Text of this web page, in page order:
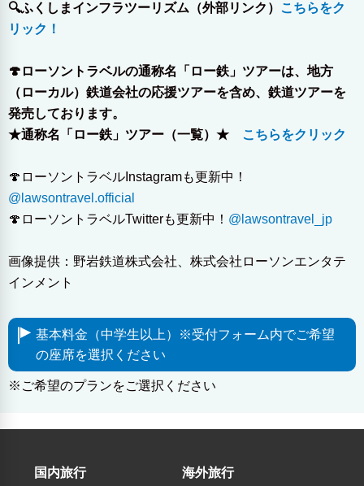
🔍ふくしまインフラツーリズム（外部リンク）
こちらをク
リック！
🍄ローソントラベルの通称名「ロー鉄」ツアーは、地方
（ローカル）鉄道会社の応援ツアーを含め、鉄道ツアーを
発売しております。
★通称名「ロー鉄」ツアー（一覧）★
こちらをクリック
🍄ローソントラベルInstagramも更新中！
@lawsontravel.official
🍄ローソントラベルTwitterも更新中！ @lawsontravel_jp
画像提供：野岩鉄道株式会社、株式会社ローソンエンタテ
インメント
基本料金（中学生以上）※受付フォーム内でご希望
の座席を選択ください
※ご希望のプランをご選択ください
国内旅行 海外旅行